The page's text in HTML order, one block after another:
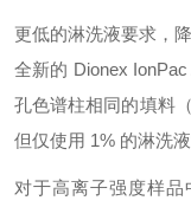
更低的淋洗液要求，
全新的 Dionex
孔色谱柱相同的填料
但仅使用 1% 的淋洗
对于高离子强度样